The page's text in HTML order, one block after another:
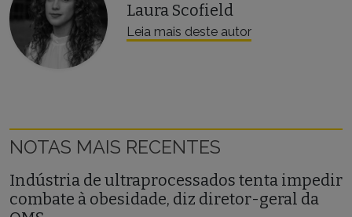
Laura Scofield
Leia mais deste autor
NOTAS MAIS RECENTES
Indústria de ultraprocessados tenta impedir
combate à obesidade, diz diretor-geral da